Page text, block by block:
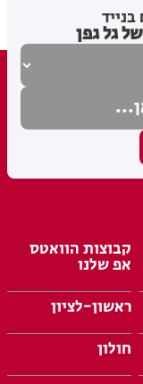
גל גפן
קבוצות הוואטס
אפ שלנו
ראשון-לציון
חולון